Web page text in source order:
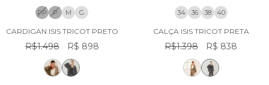
PP P M G
CARDIGAN ISIS TRICOT PRETO
R$1.498 R$ 898
34 36 38 40
CALÇA ISIS TRICOT PRETA
R$1.398 R$ 838